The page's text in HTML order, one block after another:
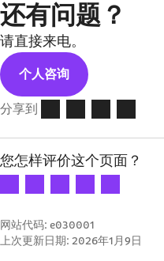
还有问题？
请直接来电。
个人咨询
分享到
您怎样评价这个页面？
网站代码: e030001
上次更新日期: 2026年1月9日